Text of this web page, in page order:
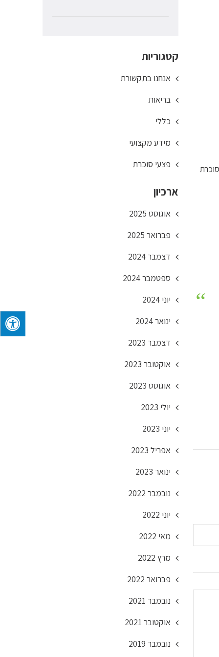
קטגוריות
אנחנו בתקשורת
בריאות
כללי
מידע מקצועי
פצעי סוכרת
ארכיון
אוגוסט 2025
פברואר 2025
דצמבר 2024
ספטמבר 2024
יוני 2024
ינואר 2024
דצמבר 2023
אוקטובר 2023
אוגוסט 2023
יולי 2023
יוני 2023
אפריל 2023
ינואר 2023
נובמבר 2022
יוני 2022
מאי 2022
מרץ 2022
פברואר 2022
נובמבר 2021
אוקטובר 2021
נובמבר 2019